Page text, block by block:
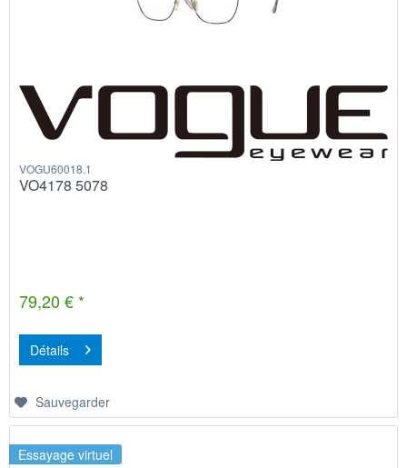
VOGU60018.1
VO4178 5078
79,20 € *
Détails
Sauvegarder
Essayage virtuel